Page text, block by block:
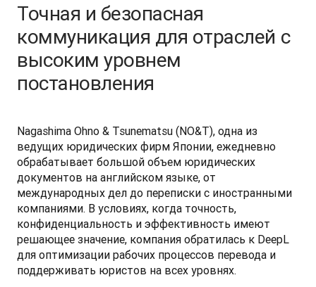
Точная и безопасная
коммуникация для отраслей с
высоким уровнем
постановления
Nagashima Ohno & Tsunematsu (NO&T), одна из
ведущих юридических фирм Японии, ежедневно
обрабатывает большой объем юридических
документов на английском языке, от
международных дел до переписки с иностранными
компаниями. В условиях, когда точность,
конфиденциальность и эффективность имеют
решающее значение, компания обратилась к DeepL
для оптимизации рабочих процессов перевода и
поддерживать юристов на всех уровнях.